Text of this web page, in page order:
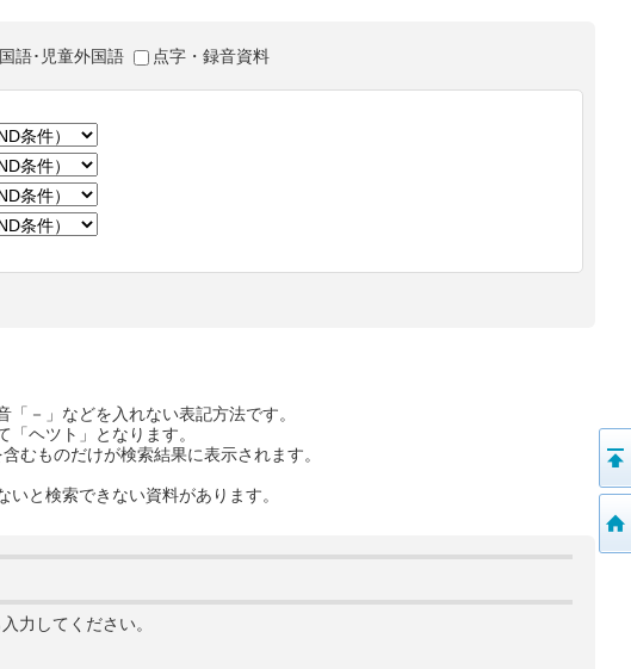
語･児童外国語 点字・録音資料
－」などを入れない表記方法です。
ヘツト」となります。
むものだけが検索結果に表示されます。
と検索できない資料があります。
力してください。